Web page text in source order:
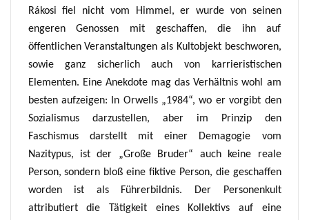
Rákosi fiel nicht vom Himmel, er wurde von seinen
engeren Genossen mit geschaffen, die ihn auf
öffentlichen Veranstaltungen als Kultobjekt beschworen,
sowie ganz sicherlich auch von karrieristischen
Elementen. Eine Anekdote mag das Verhältnis wohl am
besten aufzeigen:
In Orwells „1984“, wo er vorgibt den
Sozialismus darzustellen, aber im Prinzip den
Faschismus darstellt mit einer Demagogie vom
Nazitypus, ist der „Große Bruder“ auch keine reale
Person, sondern bloß eine fiktive Person, die geschaffen
worden ist als Führerbildnis.
Der Personenkult
attributiert die Tätigkeit eines Kollektivs auf eine